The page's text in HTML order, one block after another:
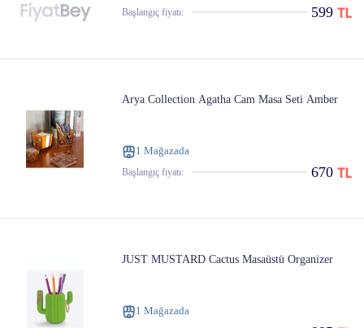
Başlangıç ​​fiyatı: 599
Arya Collection Agatha Cam Masa Seti Amber
1 Mağazada
Başlangıç ​​fiyatı: 670
JUST MUSTARD Cactus Masaüstü Organizer
1 Mağazada